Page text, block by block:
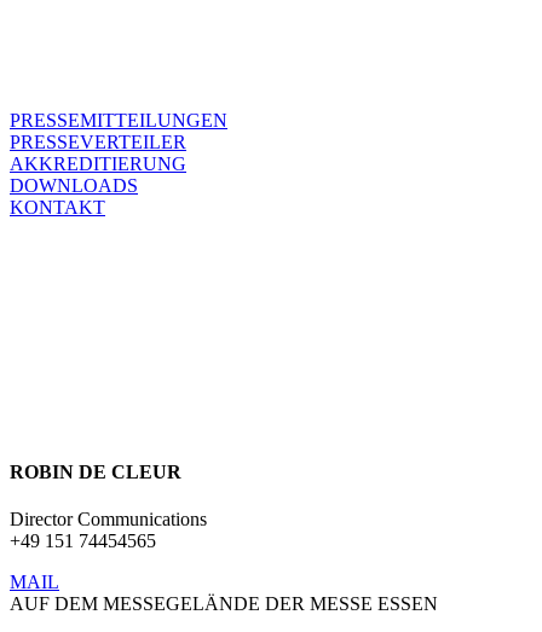
PRESSEMITTEILUNGEN
PRESSEVERTEILER
AKKREDITIERUNG
DOWNLOADS
KONTAKT
ROBIN DE CLEUR
Director Communications
+49 151 74454565
MAIL
AUF DEM MESSEGELÄNDE DER MESSE ESSEN